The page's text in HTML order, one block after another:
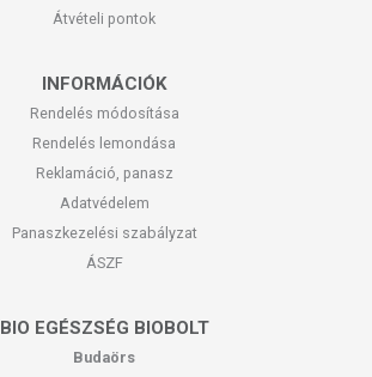
Átvételi pontok
INFORMÁCIÓK
Rendelés módosítása
Rendelés lemondása
Reklamáció, panasz
Adatvédelem
Panaszkezelési szabályzat
ÁSZF
BIO EGÉSZSÉG BIOBOLT
Budaörs